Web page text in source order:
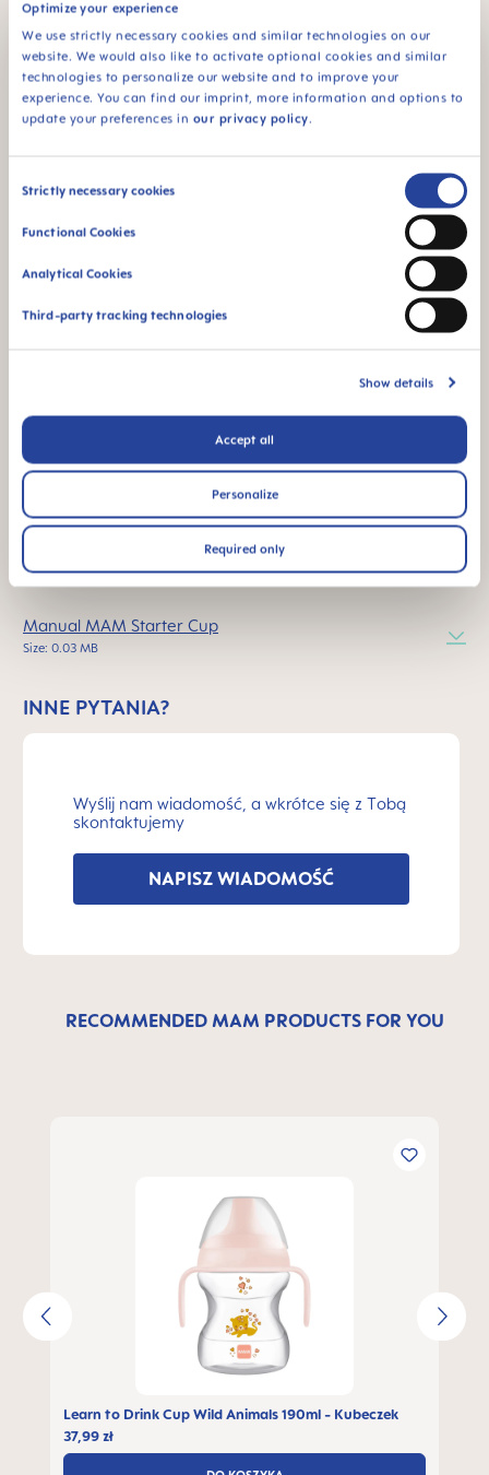
Optimize your experience
We use strictly necessary cookies and similar technologies on our
website. We would also like to activate optional cookies and similar
technologies to personalize our website and to improve your
experience. You can find our imprint, more information and options to
update your preferences in our privacy policy.
Consent
Strictly necessary cookies
Functional Cookies
Analytical Cookies
Third-party tracking technologies
Show details
Accept all
Personalize
Required only
ułatwiająca
znalezienie produktu
po ciemku
Dlaczego produkty wolne od BPA i BPS?
INSTRUKCJE PRODUKTÓW
Manual MAM Starter Cup
Size: 0.03 MB
INNE PYTANIA?
Wyślij nam wiadomość, a wkrótce się z Tobą
skontaktujemy
NAPISZ WIADOMOŚĆ
RECOMMENDED MAM PRODUCTS FOR YOU
Learn to Drink Cup Wild Animals 190ml - Kubeczek
37,99 zł